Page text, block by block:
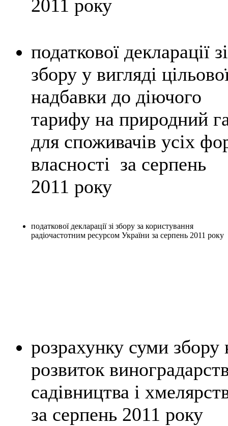
2011 року
податкової декларації зі
збору у вигляді
надбавки до діючого
тарифу на природний
для споживачів усіх
власності за серпень
2011 року
податкової деклараціїзі збору за користування
радіочастотним ресурсом України за серпень 2011 року
розрахунку суми збору
розвиток
садівництва і
за серпень 2011 року